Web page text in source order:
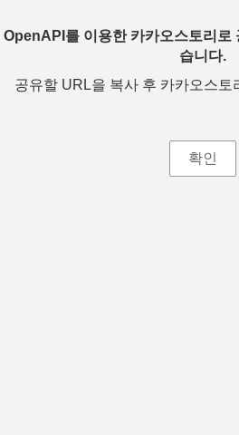
OpenAPI를 이용한 카카오스토리로
습니다.
공유할 URL을 복사 후 카카오스토
확인